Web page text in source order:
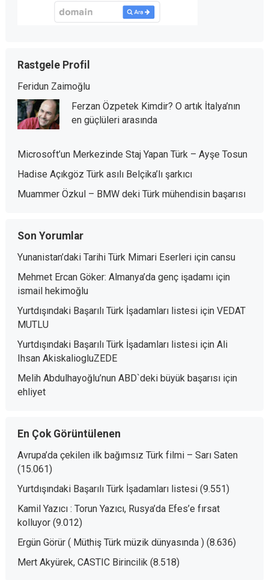
Rastgele Profil
Feridun Zaimoğlu
Ferzan Özpetek Kimdir? O artık İtalya’nın
en güçlüleri arasında
Microsoft’un Merkezinde Staj Yapan Türk – Ayşe Tosun
Hadise Açıkgöz Türk asılı Belçika’lı şarkıcı
Muammer Özkul – BMW deki Türk mühendisin başarısı
Son Yorumlar
Yunanistan’daki Tarihi Türk Mimari Eserleriiçin cansu
Mehmet Ercan Göker: Almanya’da genç işadamıiçin
ismail hekimoğlu
Yurtdışındaki Başarılı Türk İşadamları listesiiçin VEDAT
MUTLU
Yurtdışındaki Başarılı Türk İşadamları listesiiçin Ali
Ihsan AkiskaliogluZEDE
Melih Abdulhayoğlu’nun ABD`deki büyük başarısıiçin
ehliyet
En Çok Görüntülenen
Avrupa’da çekilen ilk bağımsız Türk filmi – Sarı Saten
(15.061)
Yurtdışındaki Başarılı Türk İşadamları listesi (9.551)
Kamil Yazıcı : Torun Yazıcı, Rusya’da Efes’e fırsat
kolluyor (9.012)
Ergün Görür ( Müthiş Türk müzik dünyasında ) (8.636)
Mert Akyürek, CASTIC Birincilik (8.518)